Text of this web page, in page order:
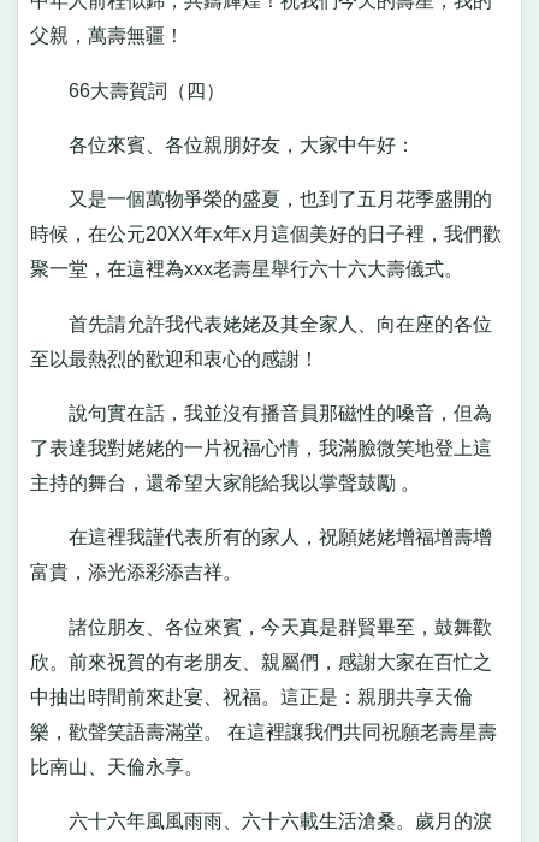
父親，萬壽無疆！
66大壽賀詞（四）
各位來賓、各位親朋好友，大家中午好：
又是一個萬物爭榮的盛夏，也到了五月花季盛開的
時候，在公元20XX年x年x月這個美好的日子裡，我們歡
聚一堂，在這裡為xxx老壽星舉行六十六大壽儀式。
首先請允許我代表姥姥及其全家人、向在座的各位
至以最熱烈的歡迎和衷心的感謝！
說句實在話，我並沒有播音員那磁性的嗓音，但為
了表達我對姥姥的一片祝福心情，我滿臉微笑地登上這
主持的舞台，還希望大家能給我以掌聲鼓勵 。
在這裡我謹代表所有的家人，祝願姥姥增福增壽增
富貴，添光添彩添吉祥。
諸位朋友、各位來賓，今天真是群賢畢至，鼓舞歡
欣。前來祝賀的有老朋友、親屬們，感謝大家在百忙之
中抽出時間前來赴宴、祝福。這正是：親朋共享天倫
樂，歡聲笑語壽滿堂。 在這裡讓我們共同祝願老壽星壽
比南山、天倫永享。
六十六年風風雨雨、六十六載生活滄桑。歲月的淚